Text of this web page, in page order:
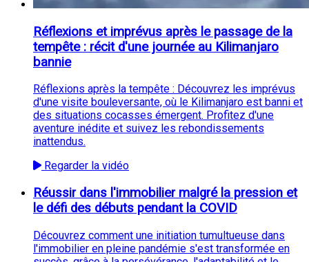
Réflexions et imprévus après le passage de la
tempête : récit d'une journée au Kilimanjaro
bannie
Réflexions après la tempête : Découvrez les imprévus
d'une visite bouleversante, où le Kilimanjaro est banni et
des situations cocasses émergent. Profitez d'une
aventure inédite et suivez les rebondissements
inattendus.
Regarder la vidéo
Réussir dans l'immobilier malgré la pression et
le défi des débuts pendant la COVID
Découvrez comment une initiation tumultueuse dans
l'immobilier en pleine pandémie s'est transformée en